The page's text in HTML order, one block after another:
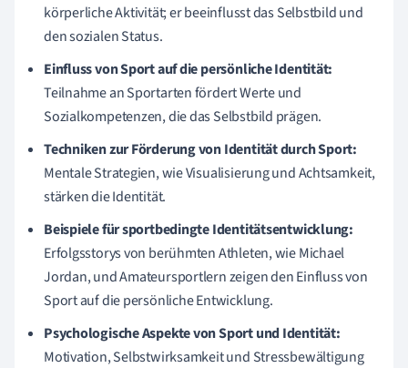
körperliche Aktivität; er beeinflusst das Selbstbild und
den sozialen Status.
Einfluss von Sport auf die persönliche Identität:
Teilnahme an Sportarten fördert Werte und
Sozialkompetenzen, die das Selbstbild prägen.
Techniken zur Förderung von Identität durch Sport:
Mentale Strategien, wie Visualisierung und Achtsamkeit,
stärken die Identität.
Beispiele für sportbedingte Identitätsentwicklung:
Erfolgsstorys von berühmten Athleten, wie Michael
Jordan, und Amateursportlern zeigen den Einfluss von
Sport auf die persönliche Entwicklung.
Psychologische Aspekte von Sport und Identität:
Motivation, Selbstwirksamkeit und Stressbewältigung